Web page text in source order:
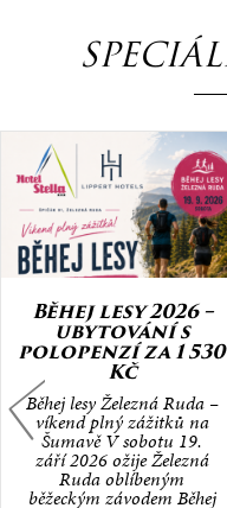
Běhej lesy 2026 –
ubytování s
polopenzí za 1 530
Kč
Běhej lesy Železná Ruda –
víkend plný zážitků na
Šumavě V sobotu 19.
září 2026 ožije Železná
Ruda oblíbeným
běžeckým závodem Běhej